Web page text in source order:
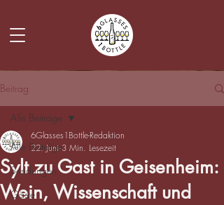
Beitrag
Alle Beiträge
Sendungen
Gäste
Alle Beiträge
Sylt zu Gast in Geisenheim:
Wein, Wissenschaft und
6Glasses1Bottle-Redaktion
22. Juni 3 Min. Lesezeit